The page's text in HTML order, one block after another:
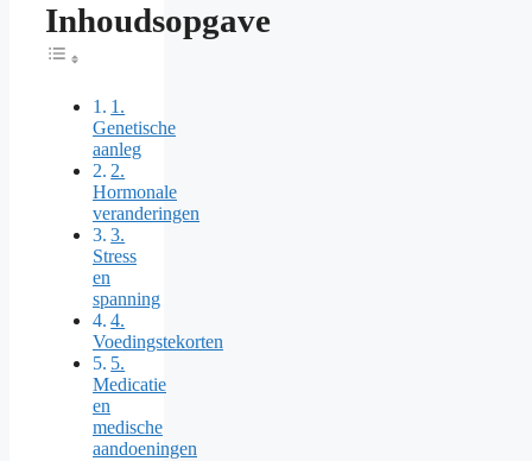
Inhoudsopgave
Toggle Table of Content
1.
Genetische
aanleg
2.
Hormonale
veranderingen
3.
Stress
en
spanning
4.
Voedingstekorten
5.
Medicatie
en
medische
aandoeningen